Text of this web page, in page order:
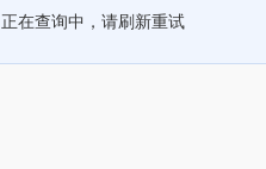
正在查询中，请刷新重试